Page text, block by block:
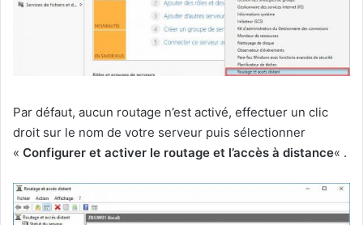
Par défaut, aucun routage n’est activé, effectuer un clic
droit sur le nom de votre serveur puis sélectionner
« Configurer et activer le routage et l’accès à distance« .